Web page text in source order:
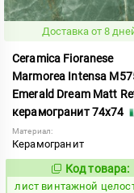
Доставка от 8
Ceramica Fioranese
Marmorea Intensa
Emerald Dream Matt
керамогранит 74x74
Материал:
Керамогранит
876993
Код товара:
лист винтажной